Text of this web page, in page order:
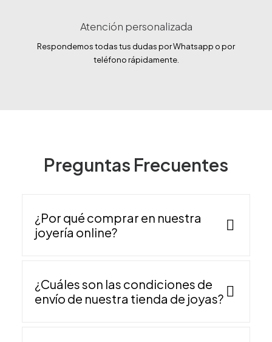
Atención personalizada
Respondemos todas tus dudas por Whatsapp o por
teléfono rápidamente.
Preguntas Frecuentes
¿Por qué comprar en nuestra
joyería online?
¿Cuáles son las condiciones de
envío de nuestra tienda de joyas?